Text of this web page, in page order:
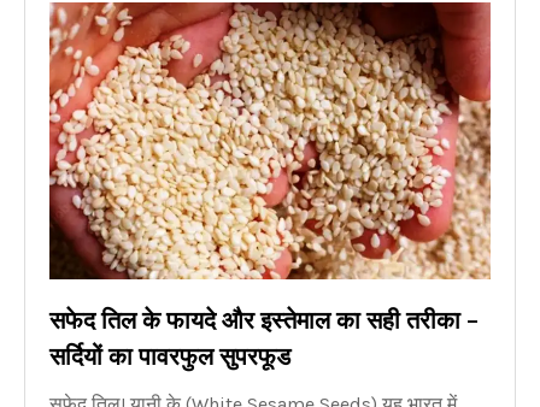
सफेद तिल के फायदे और इस्तेमाल का सही तरीका –
सर्दियों का पावरफुल सुपरफूड